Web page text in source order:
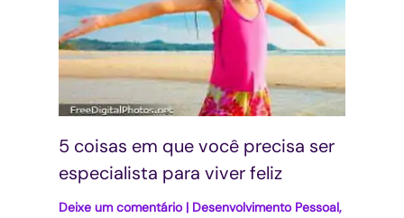
5 coisas em que você precisa ser
especialista para viver feliz
Deixe um comentário | Desenvolvimento Pessoal,